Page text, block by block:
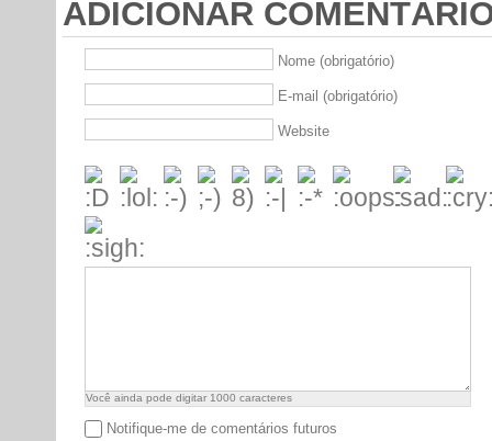
ADICIONAR
Nome (obrigatório)
E-mail (obrigatório)
Website
Você ainda pode digitar 1000 caracteres
Notifique-me de comentários futuros